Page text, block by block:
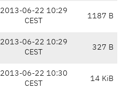
2013-06-22 10:29
CEST
1187 B
2013-06-22 10:29
CEST
327 B
2013-06-22 10:30
CEST
14 KiB